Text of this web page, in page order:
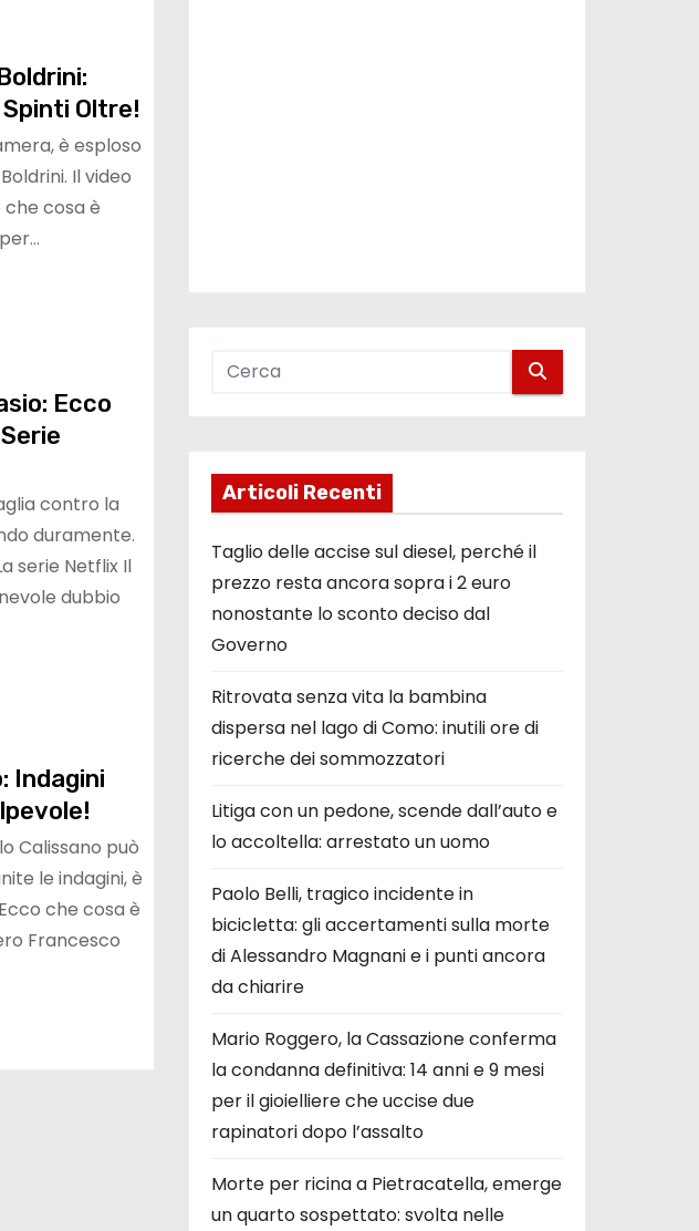
Oltre!
è esploso
Il video
cosa è
Ecco
contro la
duramente.
serie Netflix Il
dubbio
Indagini
Calissano può
le indagini, è
che cosa è
Francesco
Articoli Recenti
Taglio delle accise sul diesel, perché il
prezzo resta ancora sopra i 2 euro
nonostante lo sconto deciso dal
Governo
Ritrovata senza vita la bambina
dispersa nel lago di Como: inutili ore di
ricerche dei sommozzatori
Litiga con un pedone, scende dall’auto e
lo accoltella: arrestato un uomo
Paolo Belli, tragico incidente in
bicicletta: gli accertamenti sulla morte
di Alessandro Magnani e i punti ancora
da chiarire
Mario Roggero, la Cassazione conferma
la condanna definitiva: 14 anni e 9 mesi
per il gioielliere che uccise due
rapinatori dopo l’assalto
Morte per ricina a Pietracatella, emerge
un quarto sospettato: svolta nelle